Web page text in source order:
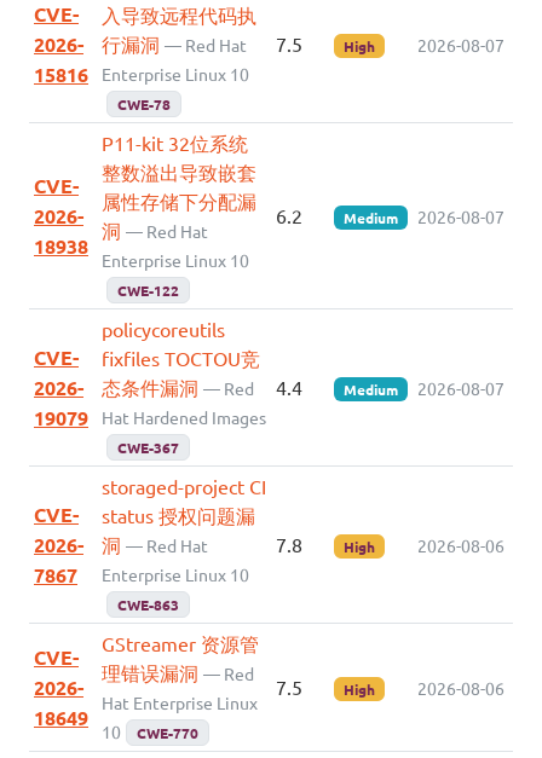
CVE-
2026-
15816
入导致远程代码执
行漏洞 — Red Hat
Enterprise Linux 10
CWE-78
7.5 High 2026-08-07
CVE-
2026-
18938
P11-kit 32位系统
整数溢出导致嵌套
属性存储下分配漏
洞 — Red Hat
Enterprise Linux 10
CWE-122
6.2 Medium 2026-08-07
CVE-
2026-
19079
policycoreutils
fixfiles TOCTOU竞
态条件漏洞 — Red
Hat Hardened Images
CWE-367
4.4 Medium 2026-08-07
CVE-
2026-
7867
storaged-project CI
status 授权问题漏
洞 — Red Hat
Enterprise Linux 10
CWE-863
7.8 High 2026-08-06
CVE-
2026-
18649
GStreamer 资源管
理错误漏洞 — Red
Hat Enterprise Linux
10
CWE-770
7.5 High 2026-08-06